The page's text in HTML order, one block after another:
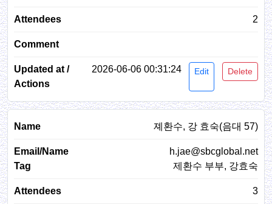
2
2026-06-06 00:31:24 Edit Delete
졔환수, 강 효숙(음대 57)
h.jae@sbcglobal.net
제환수 부부, 강효숙
3